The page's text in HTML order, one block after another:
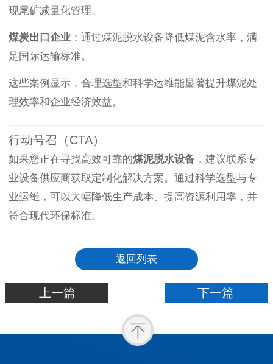
现尾矿减量化管理。
煤炭出口企业 ：通过煤泥脱水设备降低煤泥含水率，满
足国际运输标准。
这些案例显示，合理选型和科学运维能显著提升煤泥处
理效率和企业经济效益。
行动号召（CTA）
如果您正在寻找高效可靠的煤泥脱水设备 ，建议联系专
业设备供应商获取定制化解决方案。通过科学选型与专
业运维，可以大幅降低生产成本、提高资源利用率，并
符合现代环保标准。
返回列表
上一篇 下一篇